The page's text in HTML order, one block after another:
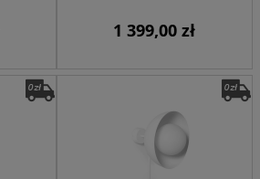
1 399,00 zł